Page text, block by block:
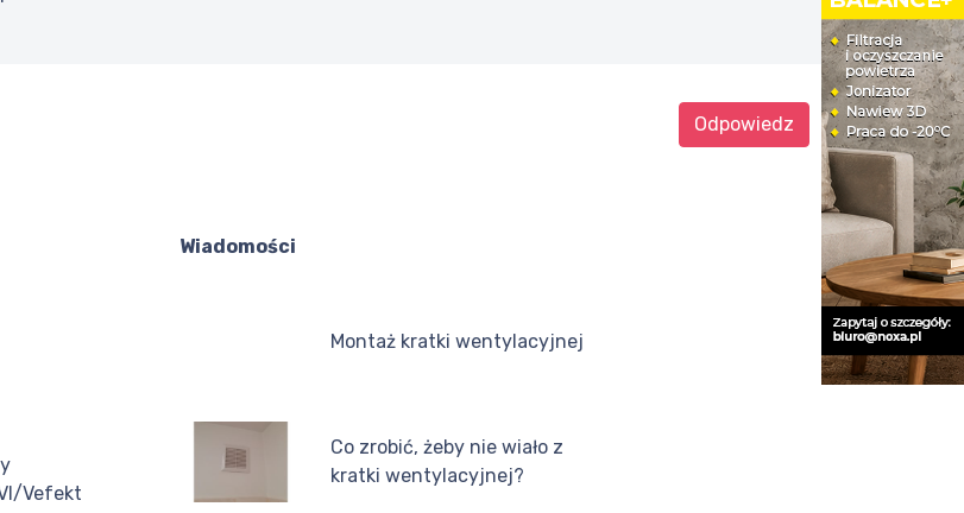
Odpowiedz
Vefekt
Wiadomości
Montaż kratki wentylacyjnej
Co zrobić, żeby nie wiało z
kratki wentylacyjnej?